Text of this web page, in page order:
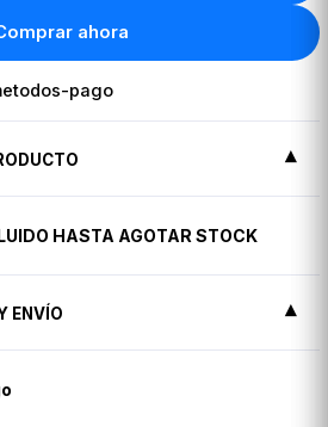
ahora
HASTA AGOTAR STOCK
ENVÍO